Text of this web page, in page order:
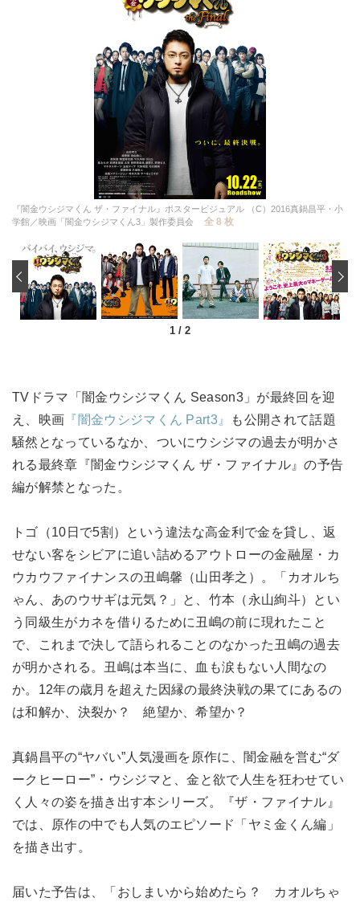
『闇金ウシジマくん ザ・ファイナル』ポスタービジュアル （C）2016真鍋昌平・小
学館／映画「闇金ウシジマくん3」製作委員会
全 8 枚
1 / 2
‹
TVドラマ「闇金ウシジマくん Season3」が最終回を迎
え、映画 『闇金ウシジマくん Part3』
も公開されて話題
騒然となっているなか、ついにウシジマの過去が明かさ
れる最終章『闇金ウシジマくん ザ・ファイナル』の予告
編が解禁となった。
トゴ（10日で5割）という違法な高金利で金を貸し、返
せない客をシビアに追い詰めるアウトローの金融屋・カ
ウカウファイナンスの丑嶋馨（山田孝之）。「カオルち
ゃん、あのウサギは元気？」と、竹本（永山絢斗）とい
う同級生がカネを借りるために丑嶋の前に現れたこと
で、これまで決して語られることのなかった丑嶋の過去
が明かされる。丑嶋は本当に、血も涙もない人間なの
か。12年の歳月を超えた因縁の最終決戦の果てにあるの
は和解か、決裂か？ 絶望か、希望か？
真鍋昌平の“ヤバい”人気漫画を原作に、闇金融を営む“ダ
ークヒーロー”・ウシジマと、金と欲で人生を狂わせてい
く人々の姿を描き出す本シリーズ。『ザ・ファイナル』
では、原作の中でも人気のエピソード「ヤミ金くん編」
を描き出す。
届いた予告は、「おしまいから始めたら？ カオルちゃ